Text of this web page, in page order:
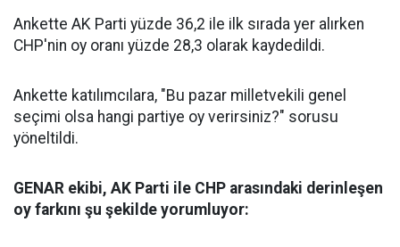
Ankette AK Parti yüzde 36,2 ile ilk sırada yer alırken
CHP'nin oy oranı yüzde 28,3 olarak kaydedildi.
Ankette katılımcılara, "Bu pazar milletvekili genel
seçimi olsa hangi partiye oy verirsiniz?" sorusu
yöneltildi.
GENAR ekibi, AK Parti ile CHP arasındaki derinleşen
oy farkını şu şekilde yorumluyor: